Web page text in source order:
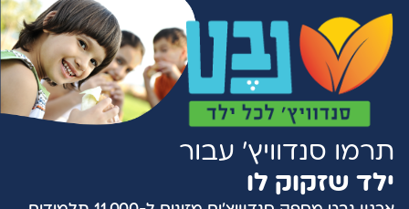
תרמו סנדוויץ' עבור
ילד שזקוק לו